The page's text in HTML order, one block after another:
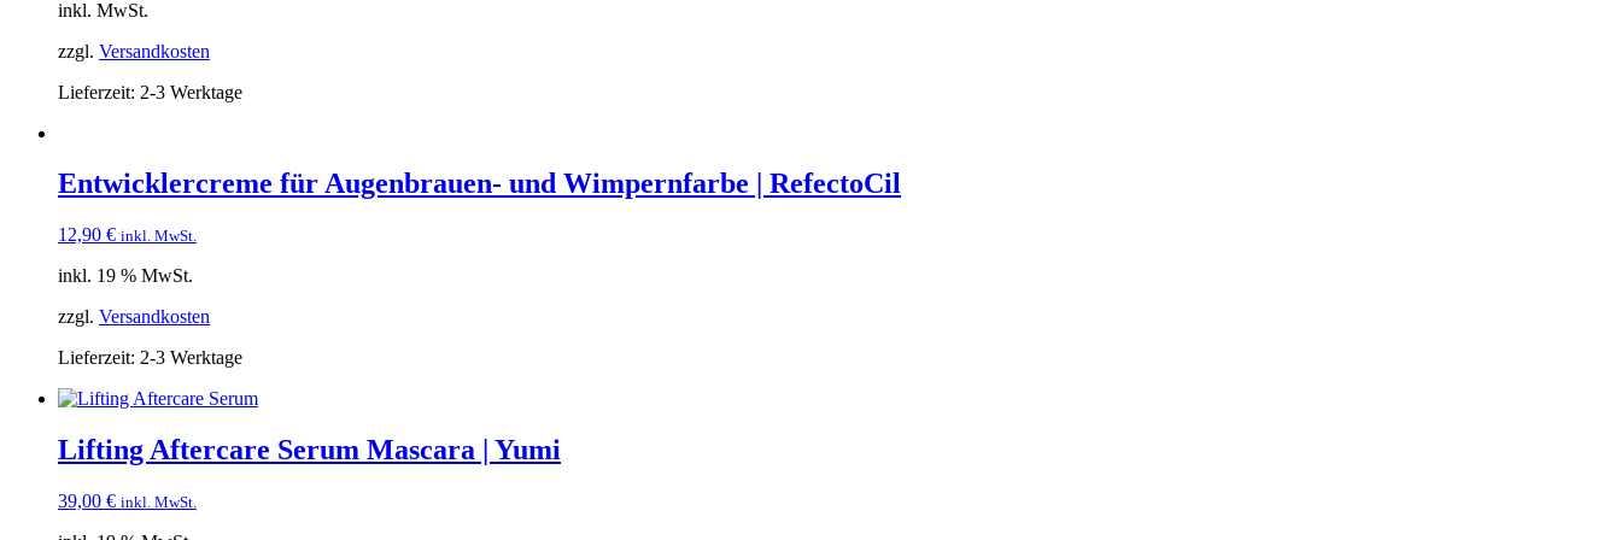
inkl. MwSt.
zzgl. Versandkosten
Lieferzeit: 2-3 Werktage
Entwicklercreme für Augenbrauen- und Wimpernfarbe | RefectoCil
12,90 € inkl. MwSt.
inkl. 19 % MwSt.
zzgl. Versandkosten
Lieferzeit: 2-3 Werktage
Lifting Aftercare Serum Mascara | Yumi
39,00 € inkl. MwSt.